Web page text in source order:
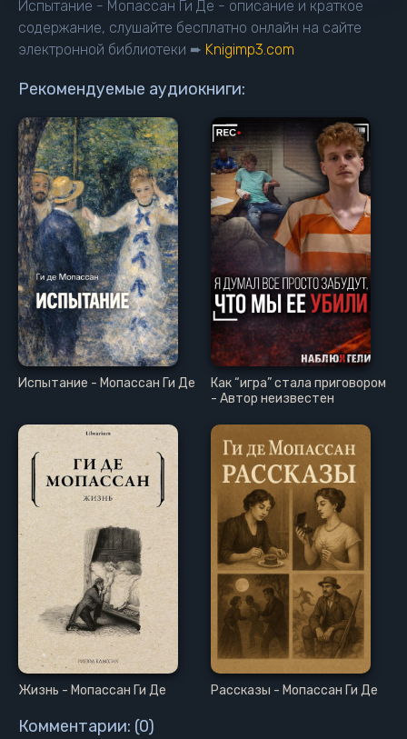
Испытание - Мопассан Ги Де - описание и краткое
содержание, слушайте бесплатно онлайн на сайте
электронной библиотеки ➨ Knigimp3.com
Рекомендуемые аудиокниги:
Испытание - Мопассан Ги Де
Как “игра” стала приговором
- Автор неизвестен
Жизнь - Мопассан Ги Де Рассказы - Мопассан Ги Де
Комментарии: (0)